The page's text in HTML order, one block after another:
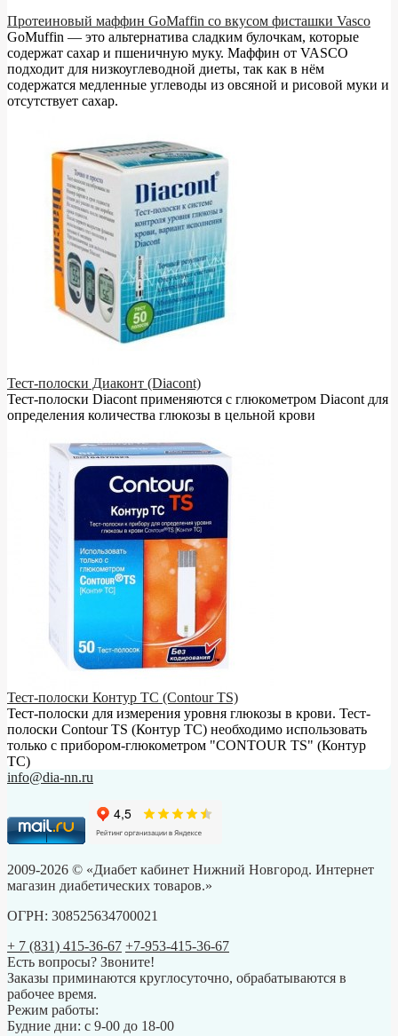
Протеиновый маффин GoMaffin со вкусом фисташки Vasco
GoMuffin — это альтернатива сладким булочкам, которые
содержат сахар и пшеничную муку. Маффин от VASCO
подходит для низкоуглеводной диеты, так как в нём
содержатся медленные углеводы из овсяной и рисовой муки и
отсутствует сахар.
Тест-полоски Диаконт (Diacont)
Тест-полоски Diacont применяются с глюкометром Diacont для
определения количества глюкозы в цельной крови
Тест-полоски Контур ТС (Contour TS)
Тест-полоски для измерения уровня глюкозы в крови. Тест-
полоски Contour TS (Контур ТС) необходимо использовать
только с прибором-глюкометром "CONTOUR TS" (Контур
ТС)
info@dia-nn.ru
2009-2026 © «Диабет кабинет Нижний Новгород. Интернет
магазин диабетических товаров.»
ОГРН: 308525634700021
+ 7 (831) 415-36-67 +7-953-415-36-67
Есть вопросы? Звоните!
Заказы приминаются круглосуточно, обрабатываются в
рабочее время.
Режим работы:
Будние дни: с 9-00 до 18-00